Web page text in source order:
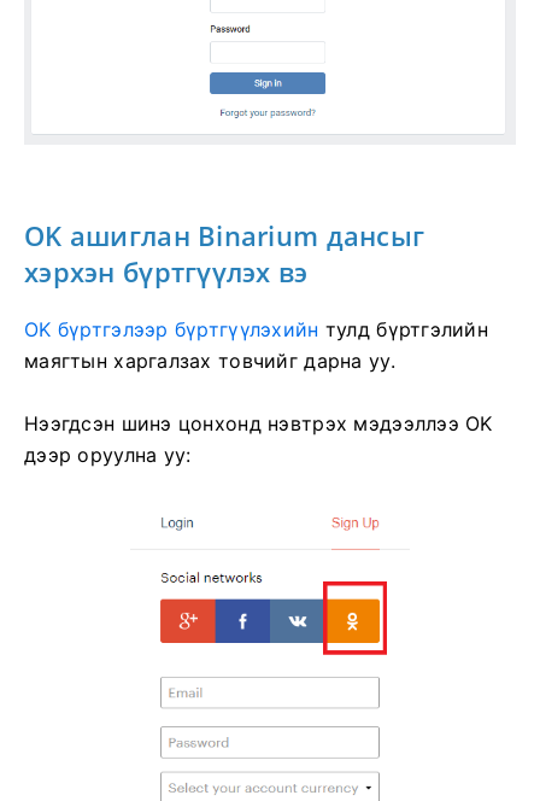
OK ашиглан Binarium дансыг
хэрхэн бүртгүүлэх вэ
OK бүртгэлээр бүртгүүлэхийн тулдбүртгэлийн
маягтын харгалзах товчийг дарна уу.
Нээгдсэн шинэ цонхонд нэвтрэх мэдээллээ OK
дээр оруулна уу: